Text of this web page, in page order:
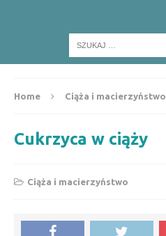
Home Ciąża i macierzyństwo
Cukrzyca w ciąży
Ciąża i macierzyństwo